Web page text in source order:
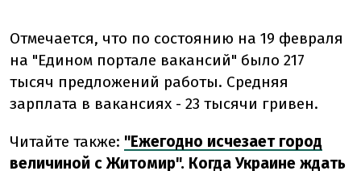
Отмечается, что по состоянию на 19 февраля
на "Едином портале вакансий" было 217
тысяч предложений работы. Средняя
зарплата в вакансиях - 23 тысячи гривен.
Читайте также: "Ежегодно исчезает город
величиной с Житомир". Когда Украине ждать